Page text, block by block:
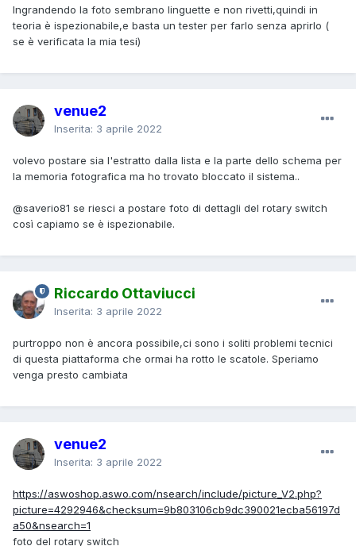
Ingrandendo la foto sembrano linguette e non rivetti,quindi in
teoria è ispezionabile,e basta un tester per farlo senza aprirlo (
se è verificata la mia tesi)
venue2
Inserita: 3 aprile 2022
volevo postare sia l'estratto dalla lista e la parte dello schema per
la memoria fotografica ma ho trovato bloccato il sistema..
@saverio81 se riesci a postare foto di dettagli del rotary switch
così capiamo se è ispezionabile.
Riccardo Ottaviucci
Inserita: 3 aprile 2022
purtroppo non è ancora possibile,ci sono i soliti problemi tecnici
di questa piattaforma che ormai ha rotto le scatole. Speriamo
venga presto cambiata
venue2
Inserita: 3 aprile 2022
https://aswoshop.aswo.com/nsearch/include/picture_V2.php?
picture=4292946&checksum=9b803106cb9dc390021ecba56197d
a50&nsearch=1
foto del rotary switch